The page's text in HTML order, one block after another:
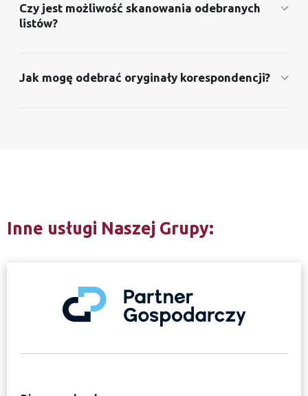
Czy jest możliwość skanowania odebranych
listów?
Jak mogę odebrać oryginały korespondencji?
Inne usługi Naszej Grupy: